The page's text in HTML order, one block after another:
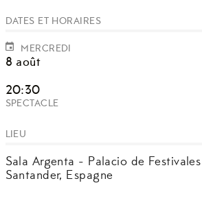
DATES ET HORAIRES
MERCREDI
8 août
20:30
SPECTACLE
LIEU
Sala Argenta - Palacio de Festivales
Santander, Espagne